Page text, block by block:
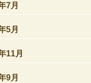
7月
5月
11月
9月